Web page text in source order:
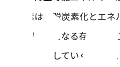
ン水素は、脱炭素化とエ
せる切り札となる存在であ
社会に実装していくこと